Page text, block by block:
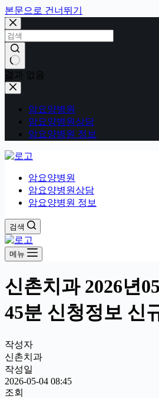
본문으로 건너뛰기
결과 없음
암요양병원
암요양병원상담
암요양병원 정보
암요양병원
암요양병원상담
암요양병원 정보
검색
메뉴
신촌치과 2026년
45분 신청정보 신
작성자
신촌치과
작성일
2026-05-04 08:45
조회